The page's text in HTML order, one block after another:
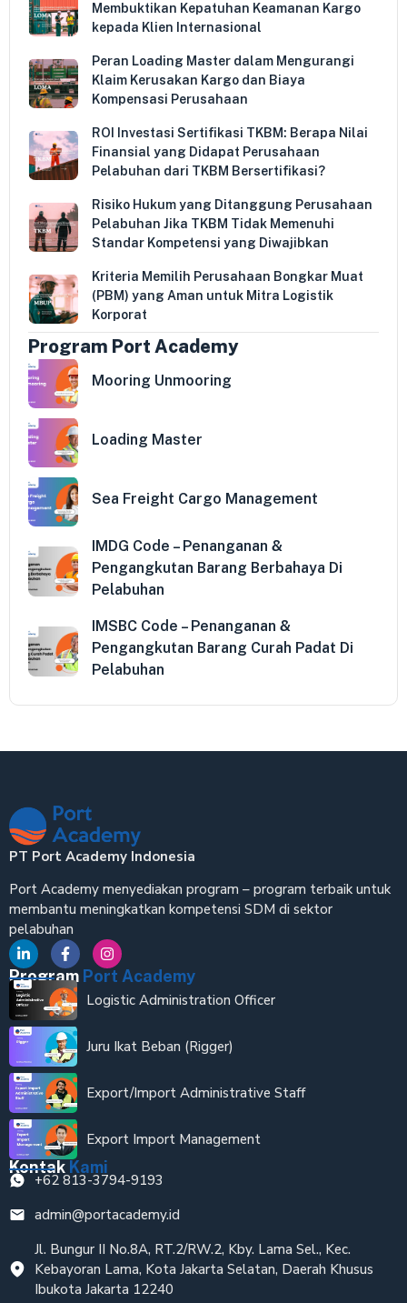
Membuktikan Kepatuhan Keamanan Kargo
kepada Klien Internasional
Peran Loading Master dalam Mengurangi
Klaim Kerusakan Kargo dan Biaya
Kompensasi Perusahaan
ROI Investasi Sertifikasi TKBM: Berapa Nilai
Finansial yang Didapat Perusahaan
Pelabuhan dari TKBM Bersertifikasi?
Risiko Hukum yang Ditanggung Perusahaan
Pelabuhan Jika TKBM Tidak Memenuhi
Standar Kompetensi yang Diwajibkan
Kriteria Memilih Perusahaan Bongkar Muat
(PBM) yang Aman untuk Mitra Logistik
Korporat
Program Port Academy
Mooring Unmooring
Loading Master
Sea Freight Cargo Management
IMDG Code – Penanganan &
Pengangkutan Barang Berbahaya Di
Pelabuhan
IMSBC Code – Penanganan &
Pengangkutan Barang Curah Padat Di
Pelabuhan
PT Port Academy Indonesia
Port Academy menyediakan program – program terbaik untuk
membantu meningkatkan kompetensi SDM di sektor
pelabuhan
Program Port Academy
Logistic Administration Officer
Juru Ikat Beban (Rigger)
Export/Import Administrative Staff
Export Import Management
Kontak Kami
+62 813-3794-9193
admin@portacademy.id
Jl. Bungur II No.8A, RT.2/RW.2, Kby. Lama Sel., Kec.
Kebayoran Lama, Kota Jakarta Selatan, Daerah Khusus
Ibukota Jakarta 12240